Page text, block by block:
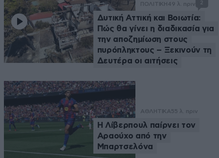
ΠΟΛΙΤΙΚΗ49 λ. πριν 2
Δυτική Αττική και Βοιωτία:
Πώς θα γίνει η διαδικασία για
την αποζημίωση στους
πυρόπληκτους – Ξεκινούν τη
Δευτέρα οι αιτήσεις
ΑΘΛΗΤΙΚΑ55 λ. πριν
Η Λίβερπουλ παίρνει τον
Αραούχο από την
Μπαρτσελόνα